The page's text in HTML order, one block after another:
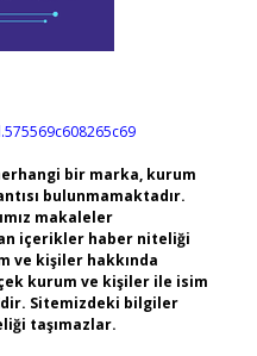
bir marka, kurum
bulunmamaktadır.
makaleler
içerikler haber niteliği
ve kişiler hakkında
kurum ve kişiler ile isim
Sitemizdeki bilgiler
taşımazlar.